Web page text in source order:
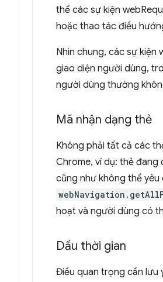
thể các sự kiện
hoặc thao tác điều
Nhìn chung, các sự
giao diện người dùng,
người dùng thường
Mã nhận dạng thẻ
Không phải tất cả các
Chrome, ví dụ: thẻ
cũng như không thể
hoạt và người dùng có
Dấu thời gian
Điều quan trọng cần lưu